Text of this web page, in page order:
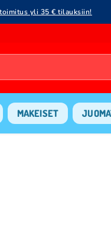
yli 35 € tilauksiin!
MAKEISET